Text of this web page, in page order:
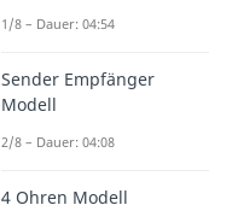
1/8 – Dauer: 04:54
Sender Empfänger
Modell
2/8 – Dauer: 04:08
4 Ohren Modell